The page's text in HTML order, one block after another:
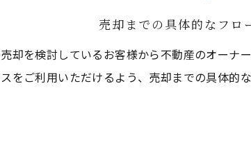
売却までの具体的なフロ
却を検討しているお客様から不動産のオーナ
をご利用いただけるよう、売却までの具体的